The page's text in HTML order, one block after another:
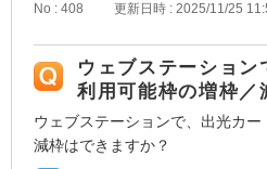
No : 408 更新日時 : 2025/11/25
ウェブステーショ
利用可能枠の増枠／
ウェブステーションで、出光カ
減枠はできますか？